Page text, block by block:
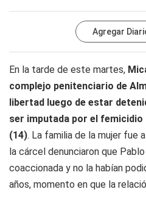
Agregar
En la tarde de este martes,
complejo penitenciario de
libertad luego de estar
ser imputada por el femicidio
(14). La familia de la mujer fue
la cárcel denunciaron que
coaccionada y no la habían
años, momento en que la